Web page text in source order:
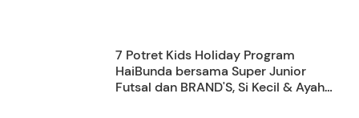
7 Potret Kids Holiday Program
HaiBunda bersama Super Junior
Futsal dan BRAND'S, Si Kecil & Ayah